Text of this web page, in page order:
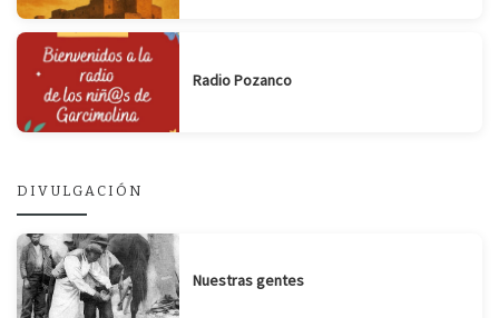
Radio Pozanco
DIVULGACIÓN
Nuestras gentes